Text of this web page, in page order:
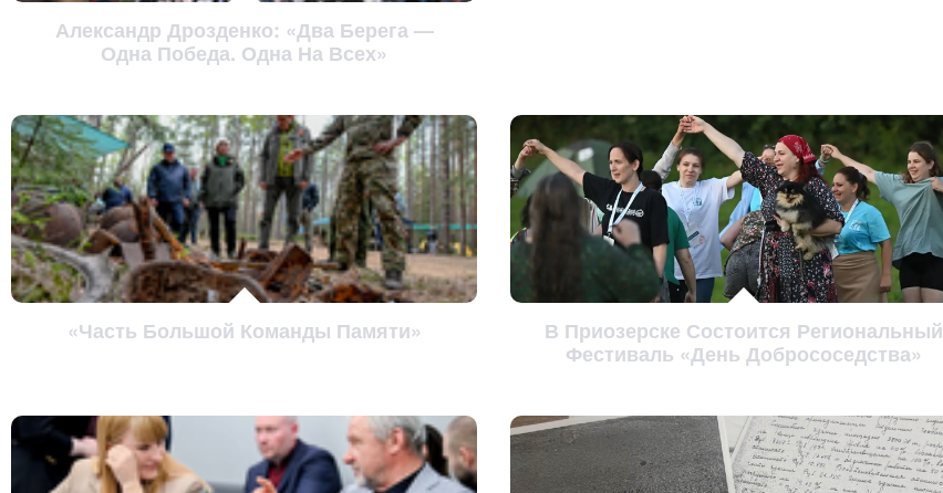
Александр Дрозденко: «Два Берега —
Одна Победа. Одна На Всех»
«Часть Большой Команды Памяти»
В Приозерске Состоится Региональный
Фестиваль «День Добрососедства»